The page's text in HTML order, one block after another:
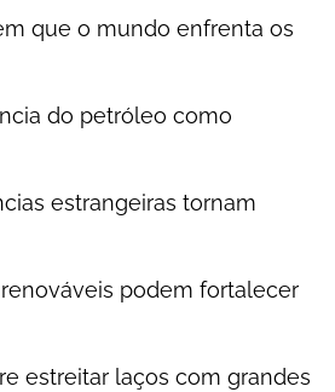
que o mundo enfrenta os
do petróleo como
estrangeiras tornam
podem fortalecer
estreitar laços com grandes